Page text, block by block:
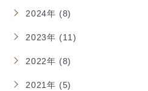
2024年 (8)
2023年 (11)
2022年 (8)
2021年 (5)